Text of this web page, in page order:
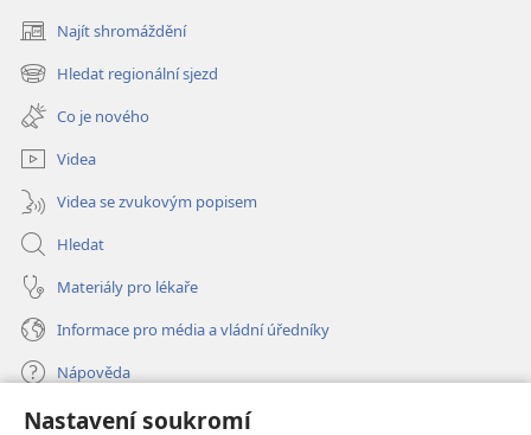
Nastavení soukromí
Najít shromáždění
(otevřeno
nové
okno)
Hledat regionální sjezd
(otevřeno
nové
okno)
Co je nového
Videa
Videa se zvukovým popisem
Hledat
Materiály pro lékaře
Informace pro média a vládní úředníky
Nápověda